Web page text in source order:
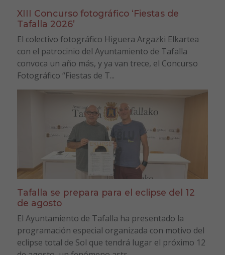
XIII Concurso fotográfico ‘Fiestas de
Tafalla 2026’
El colectivo fotográfico Higuera Argazki Elkartea
con el patrocinio del Ayuntamiento de Tafalla
convoca un año más, y ya van trece, el Concurso
Fotográfico “Fiestas de T...
Tafalla se prepara para el eclipse del 12
de agosto
El Ayuntamiento de Tafalla ha presentado la
programación especial organizada con motivo del
eclipse total de Sol que tendrá lugar el próximo 12